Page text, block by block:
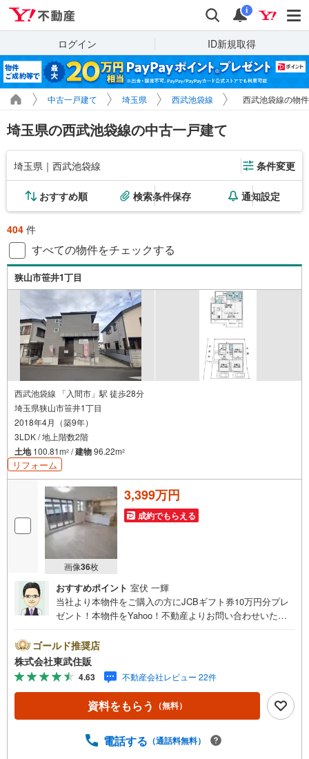
検索 通知
i
ログイン ID新規取得
中古一戸建て 埼玉県 西武池袋線 西武池袋線の物
埼玉県の西武池袋線の中古一戸建て
埼玉県｜西武池袋線 条件変更
おすすめ順 検索条件保存 通知設定
404 件
すべての物件をチェックする
狭山市笹井1丁目
西武池袋線 「入間市」駅 徒歩28分
埼玉県狭山市笹井1丁目
2018年4月（築9年）
3LDK / 地上階数2階
土地100.81m2 /建物96.22m2
リフォーム
画像36枚
3,399万円
成約でもらえる
おすすめポイント 室伏 一輝
当社より本物件をご購入の方にJCBギフト券10万円分プレ
ゼント！本物件をYahoo！不動産よりお問い合わせいただ
ンとの併用不可。【営業時間 10:00～18:00】この時間帯
はお電話でのお問い合わせがスムーズです。住み替えをご
希望の方は自社買取保証付売却プランがございます。お気
軽にお問い合わせください。●内装リフォーム●カースぺー
ス2台可（車種による）●オール電化●住環境良好◇当社の
強みは（1）リフォーム（当社でも再販事業を行っている
住宅のご紹介（提携ハウスメーカー7社を保有しております
ゴールド推奨店
株式会社東武住販
4.63 不動産会社レビュー 22件
資料をもらう （無料）
電話する （通話料無料）